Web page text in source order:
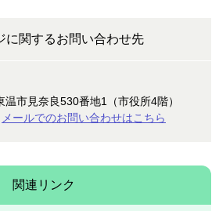
に関するお問い合わせ先
温市見奈良530番地1（市役所4階）
メールでのお問い合わせはこちら
関連リンク